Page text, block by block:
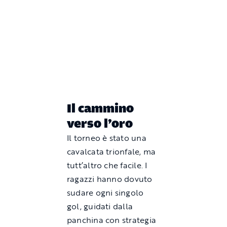
Il cammino
verso l’oro
Il torneo è stato una
cavalcata trionfale, ma
tutt’altro che facile. I
ragazzi hanno dovuto
sudare ogni singolo
gol, guidati dalla
panchina con strategia